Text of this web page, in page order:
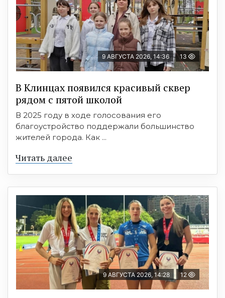
9 АВГУСТА 2026, 14:36 13
В Клинцах появился красивый сквер
рядом с пятой школой
В 2025 году в ходе голосования его
благоустройство поддержали большинство
жителей города. Как ...
Читать далее
9 АВГУСТА 2026, 14:28 12